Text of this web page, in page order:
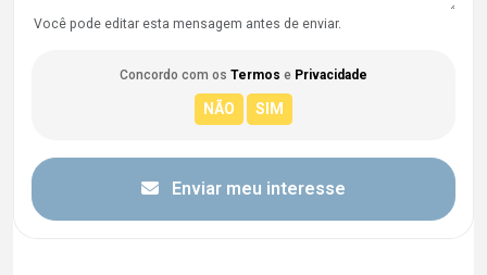
Você pode editar esta mensagem antes de enviar.
Concordo com os Termos e Privacidade
Enviar meu interesse